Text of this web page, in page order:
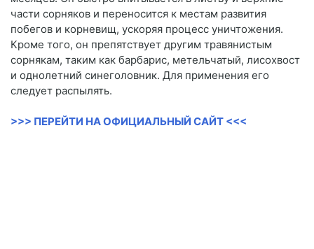
части сорняков и переносится к местам развития
побегов и корневищ, ускоряя процесс уничтожения.
Кроме того, он препятствует другим травянистым
сорнякам, таким как барбарис, метельчатый, лисохвост
и однолетний синеголовник. Для применения его
следует распылять.
>>> ПЕРЕЙТИ НА ОФИЦИАЛЬНЫЙ САЙТ <<<